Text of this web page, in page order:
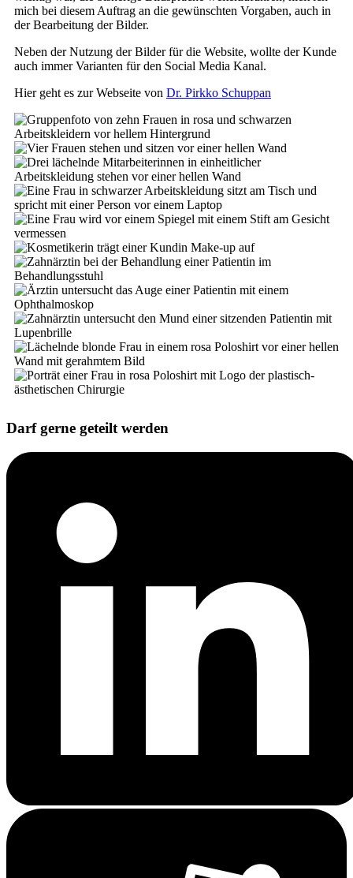
mich bei diesem Auftrag an die gewünschten Vorgaben, auch in
der Bearbeitung der Bilder.
Neben der Nutzung der Bilder für die Website, wollte der Kunde
auch immer Varianten für den Social Media Kanal.
Hier geht es zur Webseite von Dr. Pirkko Schuppan
Darf gerne geteilt werden